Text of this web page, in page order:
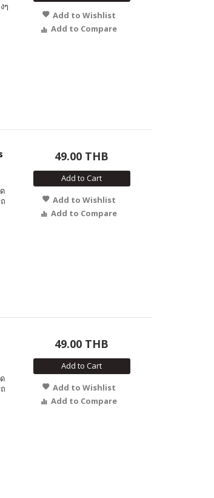
ๆ
Add to Wishlist
Add to Compare
49.00 THB
Add to Cart
Add to Wishlist
Add to Compare
49.00 THB
Add to Cart
Add to Wishlist
Add to Compare